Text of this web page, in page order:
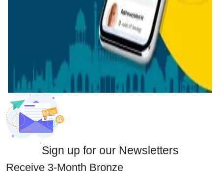
Sign up for our Newsletters
Receive 3-Month Bronze